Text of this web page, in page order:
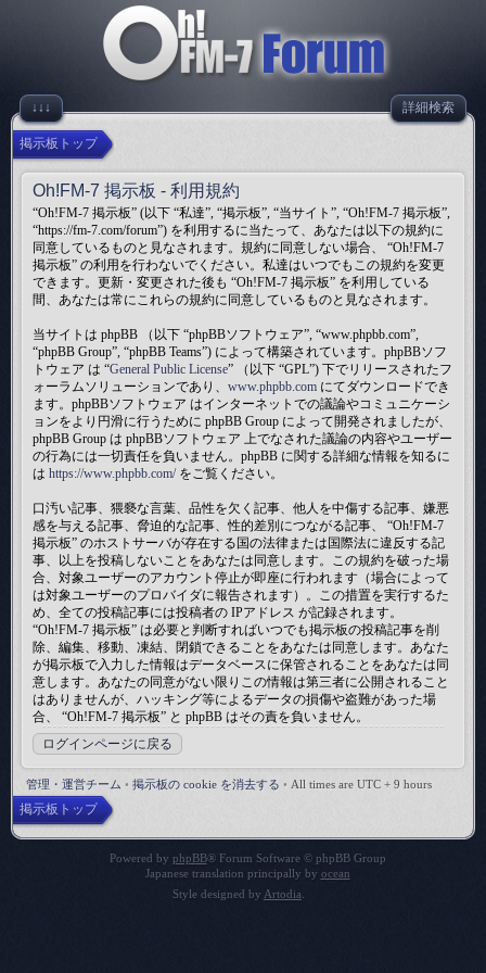
↓↓↓ 詳細検索
掲示板トップ
Oh!FM-7 掲示板 - 利用規約
“Oh!FM-7 掲示板” (以下 “私達”, “掲示板”, “当サイト”, “Oh!FM-7 掲示板”,
“https://fm-7.com/forum”) を利用するに当たって、あなたは以下の規約に
同意しているものと見なされます。規約に同意しない場合、 “Oh!FM-7
掲示板” の利用を行わないでください。私達はいつでもこの規約を変更
できます。更新・変更された後も “Oh!FM-7 掲示板” を利用している
間、あなたは常にこれらの規約に同意しているものと見なされます。
当サイトは phpBB （以下 “phpBBソフトウェア”, “www.phpbb.com”,
“phpBB Group”, “phpBB Teams”) によって構築されています。phpBBソフ
トウェア は “General Public License” （以下 “GPL”) 下でリリースされたフ
ォーラムソリューションであり、 www.phpbb.com にてダウンロードでき
ます。phpBBソフトウェア はインターネットでの議論やコミュニケーシ
ョンをより円滑に行うために phpBB Group によって開発されましたが、
phpBB Group は phpBBソフトウェア 上でなされた議論の内容やユーザー
の行為には一切責任を負いません。phpBB に関する詳細な情報を知るに
は https://www.phpbb.com/をご覧ください。
口汚い記事、猥褻な言葉、品性を欠く記事、他人を中傷する記事、嫌悪
感を与える記事、脅迫的な記事、性的差別につながる記事、 “Oh!FM-7
掲示板” のホストサーバが存在する国の法律または国際法に違反する記
事、以上を投稿しないことをあなたは同意します。この規約を破った場
合、対象ユーザーのアカウント停止が即座に行われます（場合によって
は対象ユーザーのプロバイダに報告されます）。この措置を実行するた
め、全ての投稿記事には投稿者の IPアドレス が記録されます。
“Oh!FM-7 掲示板” は必要と判断すればいつでも掲示板の投稿記事を削
除、編集、移動、凍結、閉鎖できることをあなたは同意します。あなた
が掲示板で入力した情報はデータベースに保管されることをあなたは同
意します。あなたの同意がない限りこの情報は第三者に公開されること
はありませんが、ハッキング等によるデータの損傷や盗難があった場
合、 “Oh!FM-7 掲示板” と phpBB はその責を負いません。
ログインページに戻る
管理・運営チーム • 掲示板の cookie を消去する • All times are UTC + 9 hours
掲示板トップ
Powered by phpBB® Forum Software © phpBB Group
Japanese translation principally by ocean
Style designed by Artodia